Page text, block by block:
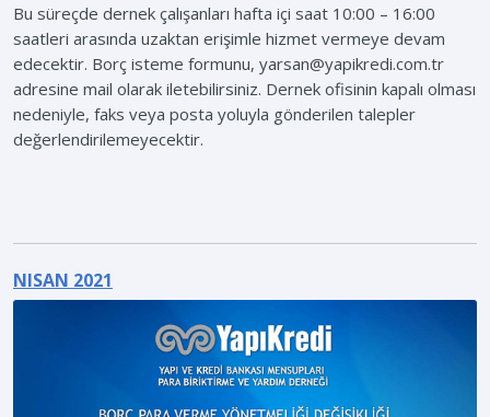
Bu süreçde dernek çalışanları hafta içi saat 10:00 – 16:00
saatleri arasında uzaktan erişimle hizmet vermeye devam
edecektir. Borç isteme formunu, yarsan@yapikredi.com.tr
adresine mail olarak iletebilirsiniz. Dernek ofisinin kapalı olması
nedeniyle, faks veya posta yoluyla gönderilen talepler
değerlendirilemeyecektir.
NISAN 2021